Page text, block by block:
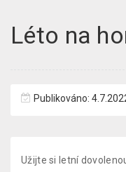
Léto na
Publikováno:
Užijte si letní